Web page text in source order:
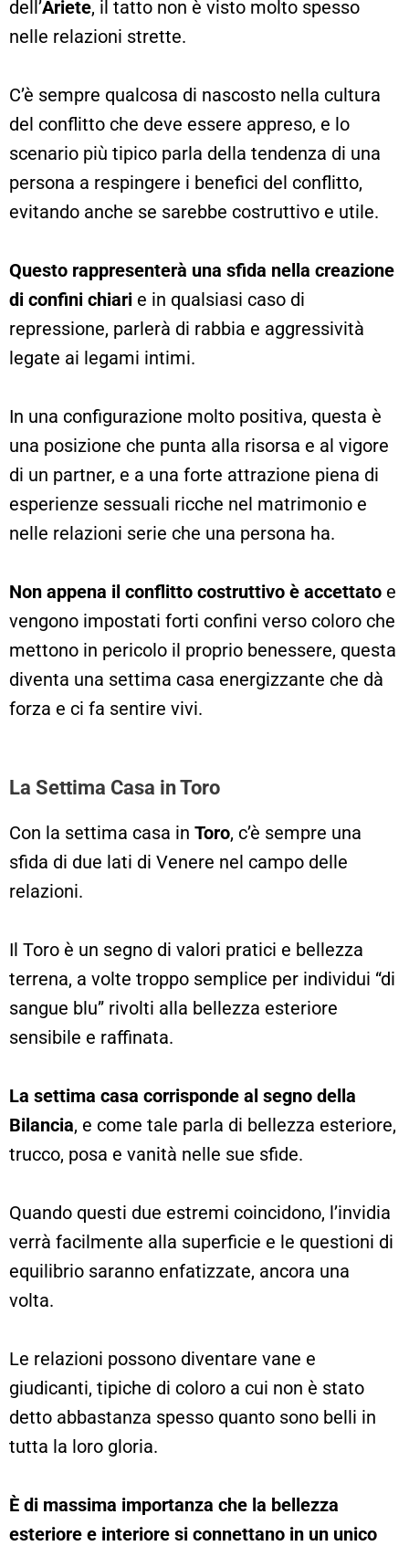
dell’Ariete, il tatto non è visto molto spesso
nelle relazioni strette.
C’è sempre qualcosa di nascosto nella cultura
del conflitto che deve essere appreso, e lo
scenario più tipico parla della tendenza di una
persona a respingere i benefici del conflitto,
evitando anche se sarebbe costruttivo e utile.
Questo rappresenterà una sfida nella creazione
di confini chiari e in qualsiasi caso di
repressione, parlerà di rabbia e aggressività
legate ai legami intimi.
In una configurazione molto positiva, questa è
una posizione che punta alla risorsa e al vigore
di un partner, e a una forte attrazione piena di
esperienze sessuali ricche nel matrimonio e
nelle relazioni serie che una persona ha.
Non appena il conflitto costruttivo è accettato e
vengono impostati forti confini verso coloro che
mettono in pericolo il proprio benessere, questa
diventa una settima casa energizzante che dà
forza e ci fa sentire vivi.
La Settima Casa in Toro
Con la settima casa in Toro, c’è sempre una
sfida di due lati di Venere nel campo delle
relazioni.
Il Toro è un segno di valori pratici e bellezza
terrena, a volte troppo semplice per individui “di
sangue blu” rivolti alla bellezza esteriore
sensibile e raffinata.
La settima casa corrisponde al segno della
Bilancia, e come tale parla di bellezza esteriore,
trucco, posa e vanità nelle sue sfide.
Quando questi due estremi coincidono, l’invidia
verrà facilmente alla superficie e le questioni di
equilibrio saranno enfatizzate, ancora una
volta.
Le relazioni possono diventare vane e
giudicanti, tipiche di coloro a cui non è stato
detto abbastanza spesso quanto sono belli in
tutta la loro gloria.
È di massima importanza che la bellezza
esteriore e interiore si connettano in un unico